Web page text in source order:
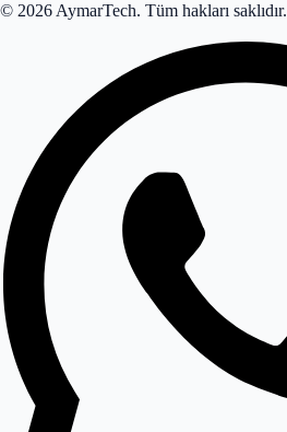
© 2026 AymarTech. Tüm hakları saklıdır.